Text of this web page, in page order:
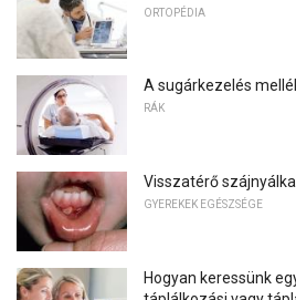
ORTOPÉDIA
A sugárkezelés
RÁK
Visszatérő
GYEREKEK EGÉSZSÉGE
Hogyan keressünk